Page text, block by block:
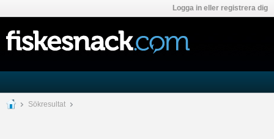
Logga in eller registrera dig
Sökresultat